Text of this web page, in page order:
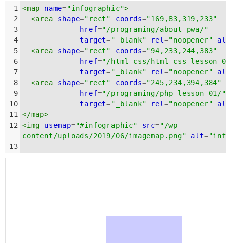
1 <map name="infographic">
2
<area shape="rect" coords="169,83,319,233"
3
href="/programing/about-pwa/"
4
target="_blank" rel ="noopener"
5
<area shape="rect" coords="94,233,244,383"
6
href="/html-css/html-css-lesson-
7
target="_blank" rel ="noopener"
8
<area shape="rect" coords="245,234,394,384"
9
href="/programing/php-lesson-01/"
10
target="_blank" rel ="noopener"
11
</map>
12
<img usemap="#infographic" src="/wp-
content/uploads/2019/06/imagemap.png"
alt=
13